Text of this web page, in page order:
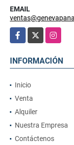
EMAIL
Facebook
Instagram
INFORMACIÓN
Inicio
Venta
Alquiler
Nuestra Empresa
Contáctenos